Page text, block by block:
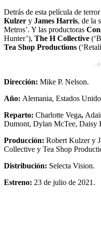
Detrás de esta película de
Kulzer y James Harris, de la
Metros’. Y las productoras
Hunter’), The H Collective
Tea Shop Productions
-
Dirección: Mike P. Nelson.
Año: Alemania, Estados
Reparto: Charlotte Vega,
Dumont, Dylan McTee, Daisy
Producción: Robert Kulzer y
Collective y Tea Shop
Distribución: Selecta Vision.
Estreno: 23 de julio de 2021.